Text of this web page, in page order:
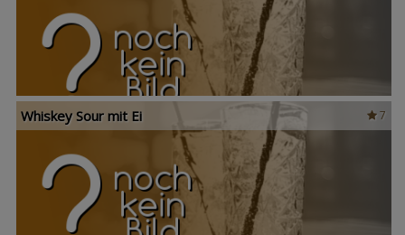
7
Whiskey Sour mit Ei